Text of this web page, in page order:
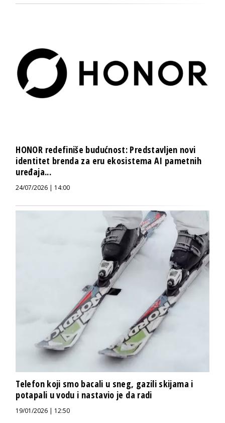
HONOR redefiniše budućnost: Predstavljen novi
identitet brenda za eru ekosistema AI pametnih
uređaja...
24/07/2026 | 14:00
Telefon koji smo bacali u sneg, gazili skijama i
potapali u vodu i nastavio je da radi
19/01/2026 | 12:50